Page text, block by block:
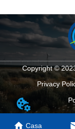
Casa
Copyright ©
Privacy